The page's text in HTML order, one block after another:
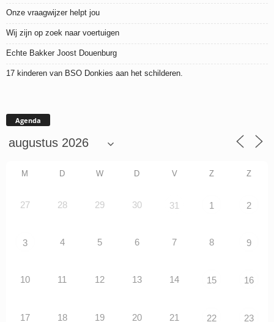
Onze vraagwijzer helpt jou
Wij zijn op zoek naar voertuigen
Echte Bakker Joost Douenburg
17 kinderen van BSO Donkies aan het schilderen.
Agenda
M D W D V Z Z
27 28 29 30 31 1 2
3 4 5 6 7 8 9
10 11 12 13 14 15 16
17 18 19 20 21 22 23